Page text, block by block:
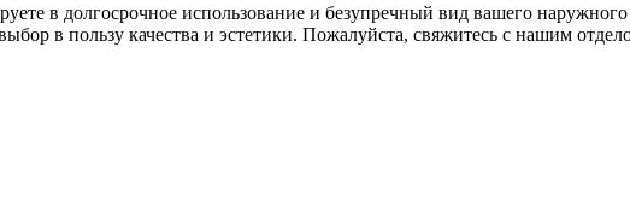
в долгосрочное использование и безупречный вид вашего
в пользу качества и эстетики. Пожалуйста, свяжитесь с нашим